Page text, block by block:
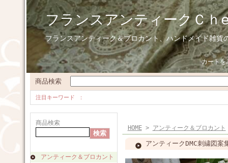
フランスアンティークＣｈ
フランスアンティーク＆ブロカント、ハンドメイド雑貨
カートを
商品検索
注目キーワード
商品検索
アンティーク＆ブロカント
HOME> アンティーク＆ブロカント
アンティークDMC刺繍図